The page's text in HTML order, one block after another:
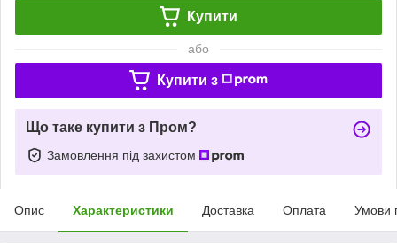
Купити
або
Купити з
Що таке купити з Пром?
Замовлення під захистом
Опис Характеристики Доставка Оплата Умови